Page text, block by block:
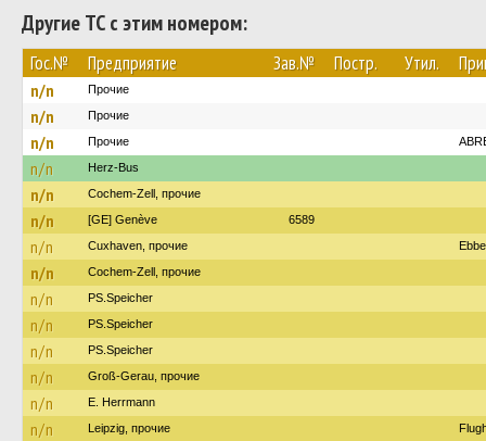
Другие ТС с этим номером:
Гос.№ Предприятие Зав.№ Постр. Утил.
n/n Прочие
n/n Прочие
n/n Прочие
n/n Herz-Bus
n/n Cochem-Zell, прочие
n/n [GE] Genève 6589
n/n Cuxhaven, прочие
n/n Cochem-Zell, прочие
n/n PS.Speicher
n/n PS.Speicher
n/n PS.Speicher
n/n Groß-Gerau, прочие
n/n E. Herrmann
n/n Leipzig, прочие